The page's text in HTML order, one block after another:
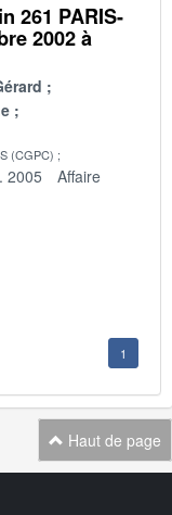
261 PARIS-
2002 à
(CGPC)
2005
Affaire
1
Haut de page